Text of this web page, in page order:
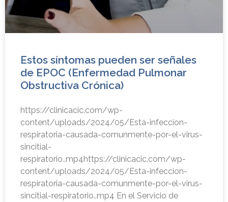
Estos síntomas pueden ser señales
de EPOC (Enfermedad Pulmonar
Obstructiva Crónica)
https://clinicacic.com/wp-
content/uploads/2024/05/Esta-infeccion-
respiratoria-causada-comunmente-por-el-virus-
sincitial-
respiratorio..mp4https://clinicacic.com/wp-
content/uploads/2024/05/Esta-infeccion-
respiratoria-causada-comunmente-por-el-virus-
sincitial-respiratorio..mp4 En el Servicio de